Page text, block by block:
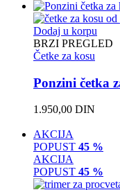
Dodaj u korpu
BRZI PREGLED
Četke za kosu
Ponzini četka
1.950,00 DIN
AKCIJA
POPUST 45 %
AKCIJA
POPUST 45 %